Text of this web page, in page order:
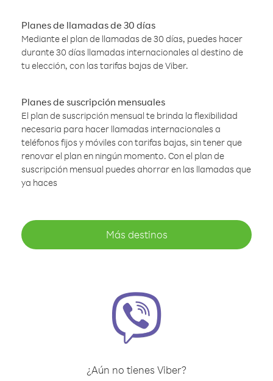
Planes de llamadas de 30 días
Mediante el plan de llamadas de 30 días, puedes hacer
durante 30 días llamadas internacionales al destino de
tu elección, con las tarifas bajas de Viber.
Planes de suscripción mensuales
El plan de suscripción mensual te brinda la flexibilidad
necesaria para hacer llamadas internacionales a
teléfonos fijos y móviles con tarifas bajas, sin tener que
renovar el plan en ningún momento. Con el plan de
suscripción mensual puedes ahorrar en las llamadas que
ya haces
Más destinos
¿Aún no tienes Viber?